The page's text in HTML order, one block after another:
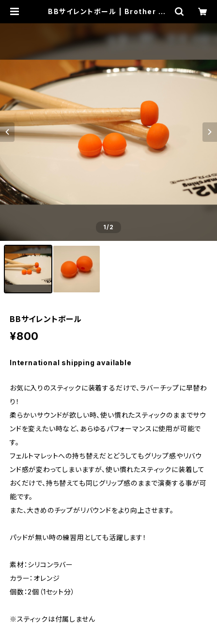
BBサイレントボール | Brother Be
1/2
BBサイレントボール
¥800
International shipping available
お気に入りのスティックに装着するだけで、ラバーチップに早替わ
り！
柔らかいサウンドが欲しい時、使い慣れたスティックのままでサウ
ンドを変えたい時など、あらゆるパフォーマンスに使用が可能で
す。
フェルトマレットへの持ち替えだとどうしてもグリップ感やリバウ
ンド感が変わってしまいますが、使い慣れたスティックに装着して
おくだけで、持ち替えても同じグリップ感のままで演奏する事が可
能です。
また、大きめのチップがリバウンドをより向上させます。
パッドが無い時の練習用としても活躍します！
素材：シリコンラバー
カラー：オレンジ
個数：2個（1セット分）
※スティックは付属しません